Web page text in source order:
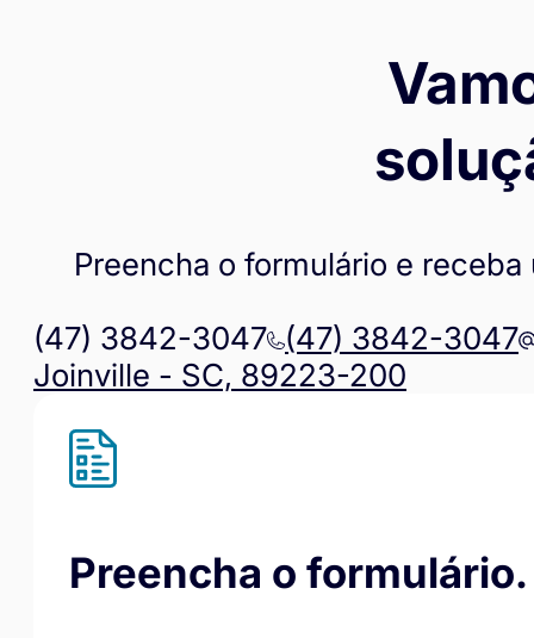
Preencha o formulário e
(47) 3842-3047 (47) 3842-3047
Joinville - SC, 89223-200
Preencha o formulário.